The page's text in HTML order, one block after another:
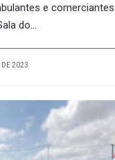
e
do...
DE 2023